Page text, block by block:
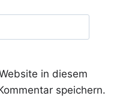
in diesem
speichern.